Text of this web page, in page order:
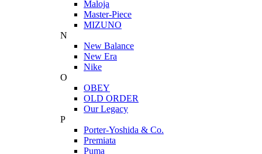
Maloja
Master-Piece
MIZUNO
N
New Balance
New Era
Nike
O
OBEY
OLD ORDER
Our Legacy
P
Porter-Yoshida & Co.
Premiata
Puma